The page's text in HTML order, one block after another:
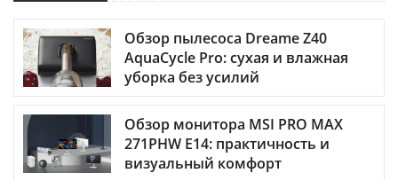
Обзор пылесоса Dreame Z40
AquaCycle Pro: сухая и влажная
уборка без усилий
Обзор монитора MSI PRO MAX
271PHW E14: практичность и
визуальный комфорт